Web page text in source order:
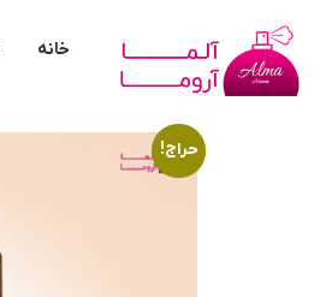
خانه
حراج!